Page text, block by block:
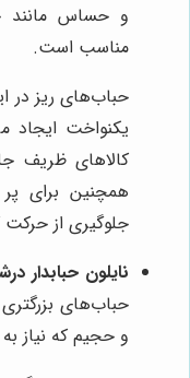
و حساس مانند
مناسب است.
حباب‌های ریز در
یکنواخت ایجاد
کالاهای ظریف
همچنین برای
جلوگیری از
نایلون حبابدار
حباب‌های
و حجیم که نیاز